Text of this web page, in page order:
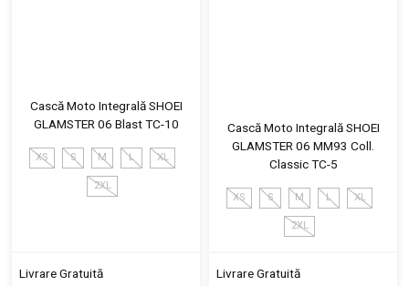
Cască Moto Integrală SHOEI
GLAMSTER 06 Blast TC-10
XS S M L XL
2XL
Livrare Gratuită
Cască Moto Integrală SHOEI
GLAMSTER 06 MM93 Coll.
Classic TC-5
XS S M L XL
2XL
Livrare Gratuită